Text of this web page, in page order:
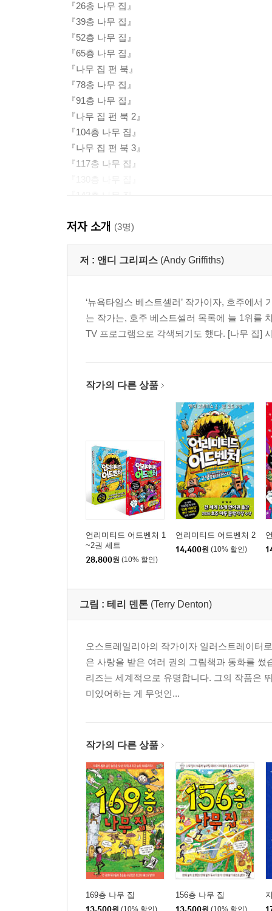
『26층 나무 집』
『39층 나무 집』
『52층 나무 집』
『65층 나무 집』
『나무 집 펀 북』
『78층 나무 집』
『91층 나무 집』
『나무 집 펀 북 2』
『104층 나무 집』
『나무 집 펀 북 3』
『117층 나무 집』
『143층 나무 집』
『169층 나무 집』
저자 소개 (3명)
저 : 앤디 그리피스 (Andy Griffiths)
‘뉴욕타임스 베스트셀러’ 작가이자, 호주에
는 작가는, 호주 베스트셀러 목록에 늘 1위를
TV 프로그램으로 각색되기도 했다. [나무 집]
작가의 다른 상품
언리미티드 어드벤처 1
~2권 세트
28,800원 (10% 할인)
언리미티드 어드벤처 2
14,400원 (10% 할인)
그림 : 테리 덴톤 (Terry Denton)
오스트레일리아의 작가이자 일러스트레이터
은 사랑을 받은 여러 권의 그림책과 동화를
리즈는 세계적으로 유명합니다. 그의 작품은
미있어하는 게 무엇인...
작가의 다른 상품
169층 나무 집 156층 나무 집